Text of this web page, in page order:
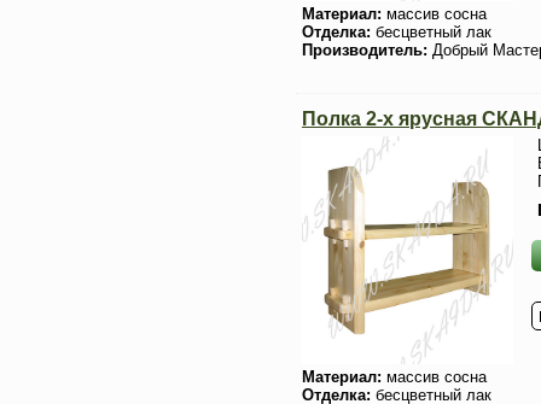
Материал: массив сосна
Отделка: бесцветный лак
Производитель: Добрый
Полка 2-х ярусная
Материал: массив сосна
Отделка: бесцветный лак